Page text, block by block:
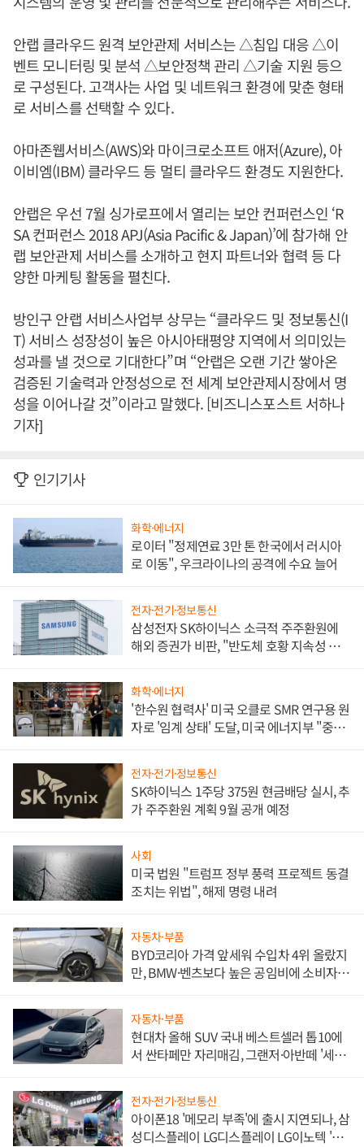
안랩 클라우드 원격 보안관제 서비스는 △침입 대응 △이
벤트 모니터링 및 분석 △보안정책 관리 △기술 지원 등으
로 구성된다. 고객사는 사업 및 네트워크 환경에 맞춘 형태
로 서비스를 선택할 수 있다.
아마존웹서비스(AWS)와 마이크로소프트 애저(Azure), 아
이비엠(IBM) 클라우드 등 멀티 클라우드 환경도 지원한다.
안랩은 우선 7월 싱가로프에서 열리는 보안 컨퍼런스인 ‘R
SA 컨퍼런스 2018 APJ(Asia Pacific & Japan)’에 참가해 안
랩 보안관제 서비스를 소개하고 현지 파트너와 협력 등 다
양한 마케팅 활동을 펼친다.
방인구 안랩 서비스사업부 상무는 “클라우드 및 정보통신(I
T) 서비스 성장성이 높은 아시아태평양 지역에서 의미있는
성과를 낼 것으로 기대한다”며 “안랩은 오랜 기간 쌓아온
검증된 기술력과 안정성으로 전 세계 보안관제시장에서 명
성을 이어나갈 것”이라고 말했다. [비즈니스포스트 서하나
기자]
인기기사
화학·에너지
로이터 "정제연료 3만 톤 한국에서 러시아
로 이동", 우크라이나의 공격에 수요 늘어
전자·전기·정보통신
삼성전자 SK하이닉스 소극적 주주환원에
해외 증권가 비판, "반도체 호황 지속성 의
화학·에너지
'한수원 협력사' 미국 오클로 SMR 연구용 원
자로 '임계 상태' 도달, 미국 에너지부 "중요
전자·전기·정보통신
SK하이닉스 1주당 375원 현금배당 실시, 추
가 주주환원 계획 9월 공개 예정
사회
미국 법원 "트럼프 정부 풍력 프로젝트 동결
조치는 위법", 해제 명령 내려
자동차·부품
BYD코리아 가격 앞세워 수입차 4위 올랐지
만, BMW·벤츠보다 높은 공임비에 소비자
자동차·부품
현대차 올해 SUV 국내 베스트셀러 톱10에
서 싼타페만 자리매김, 그랜저·아반떼 '세단
전자·전기·정보통신
아이폰18 '메모리 부족'에 출시 지연되나, 삼
성디스플레이 LG디스플레이 LG이노텍 '탈